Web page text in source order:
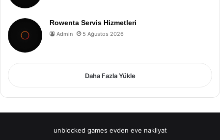
Rowenta Servis Hizmetleri
Admin 5 Ağustos 2026
Daha Fazla Yükle
unblocked games evden eve nakliyat